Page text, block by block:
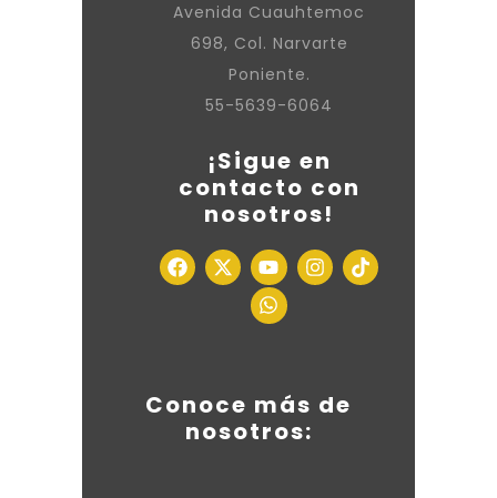
Avenida Cuauhtemoc
698, Col. Narvarte
Poniente.
55-5639-6064
¡Sigue en
contacto con
nosotros!
Conoce más de
nosotros: